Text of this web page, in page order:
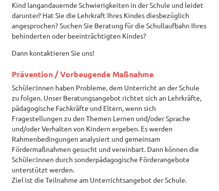
Kind langandauernde Schwierigkeiten in der Schule und leidet
darunter? Hat Sie die Lehrkraft Ihres Kindes diesbezüglich
angesprochen? Suchen Sie Beratung für die Schullaufbahn Ihres
behinderten oder beeinträchtigten Kindes?
Dann kontaktieren Sie uns!
Prävention / Vorbeugende Maßnahme
Schüler:innen haben Probleme, dem Unterricht an der Schule
zu folgen. Unser Beratungsangebot richtet sich an Lehrkräfte,
pädagogische Fachkräfte und Eltern, wenn sich
Fragestellungen zu den Themen Lernen und/oder Sprache
und/oder Verhalten von Kindern ergeben. Es werden
Rahmenbedingungen analysiert und gemeinsam
Fördermaßnahmen gesucht und vereinbart. Dann können die
Schüler:innen durch sonderpädagogische Förderangebote
unterstützt werden.
Ziel ist die Teilnahme am Unterrichtsangebot der Schule.